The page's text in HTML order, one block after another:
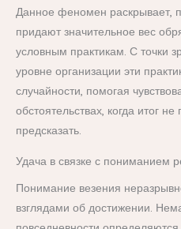
Данное феномен раскрывает,
придают значительное вес
условным практикам. С точки
уровне организации эти
случайности, помогая
обстоятельствах, когда итог
предсказать.
Удача в связке с пониманием
Понимание везения
взглядами об достижении.